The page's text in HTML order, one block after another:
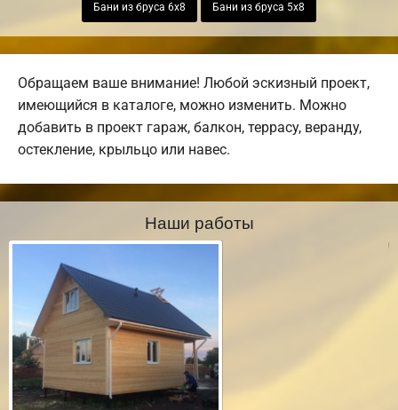
Бани из бруса 6х8 Бани из бруса 5х8
Обращаем ваше внимание! Любой эскизный проект,
имеющийся в каталоге, можно изменить. Можно
добавить в проект гараж, балкон, террасу, веранду,
остекление, крыльцо или навес.
Наши работы